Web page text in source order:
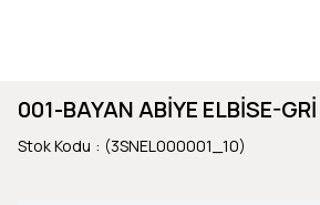
001-BAYAN ABİYE ELBİSE-GRİ
Stok Kodu (3SNEL000001_10)